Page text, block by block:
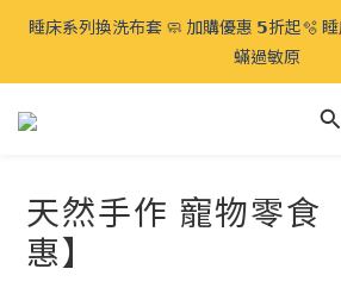
⍋ 毛孩宅家生活節 🛋️ 太熱免出門 全館滿
贈 🉐️寵物零食
睡床系列換洗布套 🧼 加購優惠 𝟱折起🫧
蟎過敏原
⍋ 毛孩宅家生活節 🛋️ 太熱免出門 全館滿
天然手作 寵物零食
惠】